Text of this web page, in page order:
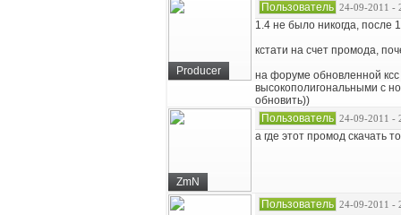
Producer
Пользователь 24-09-2011 -
1.4 не было никогда, после
кстати на счет промода,
на форуме обновленной
высокополигональными с
обновить))
ZmN
Пользователь 24-09-2011 -
а где этот промод скачать
Пользователь 24-09-2011 -